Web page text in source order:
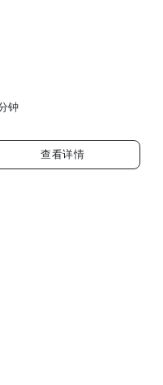
钟
查看详情